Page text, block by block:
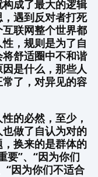
成了最大的逻辑
遇到反对者打死
联网整个世界都
，规则是为了自
舒适圈中不和谐
是什么，那些人
了，对异见的容
的必然，至少，
做了自认为对的
换来的是群体的
要”、“因为你们
“因为你们不适合